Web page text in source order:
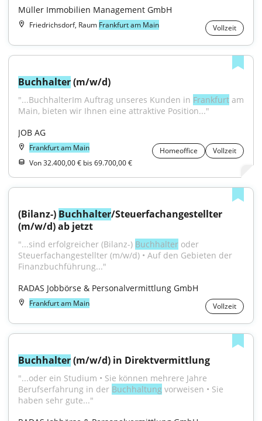
Müller Immobilien Management GmbH
Friedrichsdorf, Raum Frankfurt am Main Vollzeit
Buchhalter (m/w/d)
"...BuchhalterIm Auftrag unseres Kunden in Frankfurt am
Main, bieten wir Ihnen eine attraktive Position..."
JOB AG
Frankfurt am Main Homeoffice
Vollzeit
Von 32.400,00 € bis 69.700,00 €
(Bilanz-) Buchhalter/Steuerfachangestellter
(m/w/d) ab jetzt
"...sind erfolgreicher (Bilanz-) Buchhalter oder
Steuerfachangestellter (m/w/d) • Auf den Gebieten der
Finanzbuchführung..."
RADAS Jobbörse & Personalvermittlung GmbH
Frankfurt am Main Vollzeit
Buchhalter (m/w/d) in Direktvermittlung
"...oder ein Studium • Sie können mehrere Jahre
Berufserfahrung in der Buchhaltung vorweisen • Sie
haben sehr gute..."